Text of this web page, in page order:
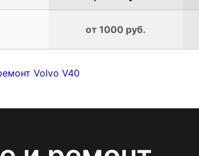
от 1000 руб.
Volvo V40